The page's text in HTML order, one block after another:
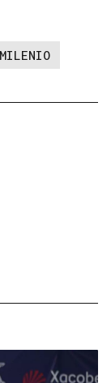
MILENIO